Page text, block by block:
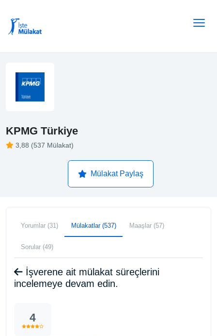
KPMG Türkiye
3,88 (537 Mülakat)
Mülakat Paylaş
Yorumlar (31) Mülakatlar (537) Maaşlar (57)
Sorular (49)
İşverene ait mülakat süreçlerini
incelemeye devam edin.
4